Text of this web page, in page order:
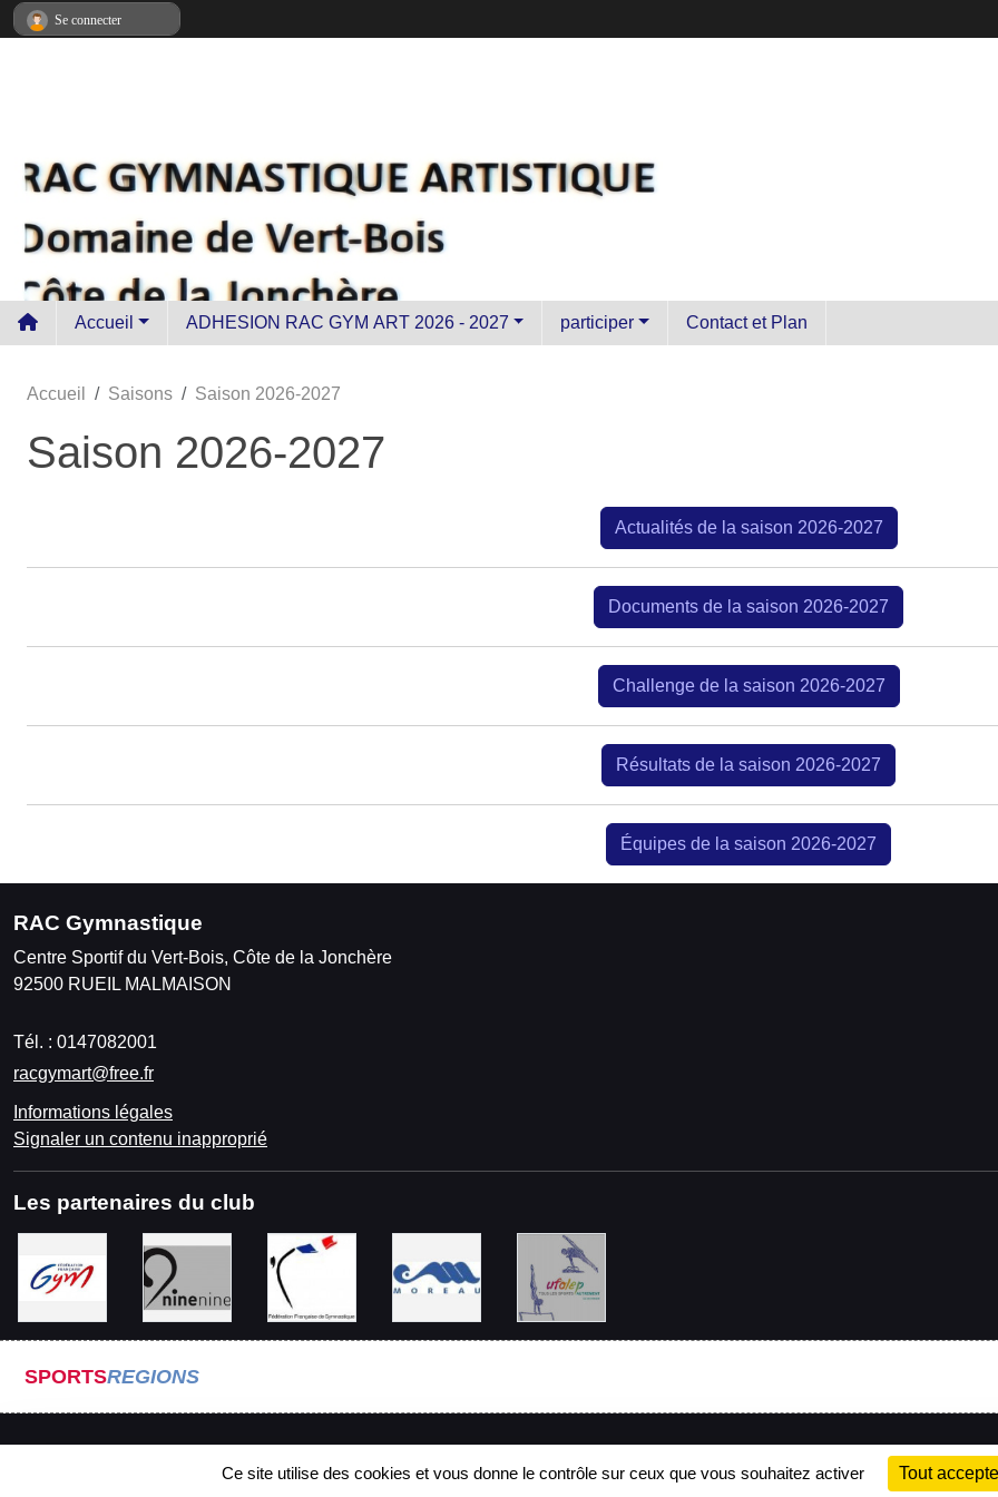
Accueil ADHESION RAC GYM ART 2026 - 2027 participer Contact et Plan
Accueil Saisons Saison 2026-2027
Saison 2026-2027
Actualités de la saison 2026-2027
Documents de la saison 2026-2027
Challenge de la saison 2026-2027
Résultats de la saison 2026-2027
Équipes de la saison 2026-2027
RAC Gymnastique
Centre Sportif du Vert-Bois, Côte de la Jonchère
92500 RUEIL MALMAISON
Tél. : 0147082001
racgymart@free.fr
Informations légales
Signaler un contenu inapproprié
Les partenaires du club
SPORTSREGIONS
Gestion des cookies
Se connecter
Panneau de gestion des cookies
Ce site utilise des cookies et vous donne le contrôle sur ceux que vous souhaitez activer Tout